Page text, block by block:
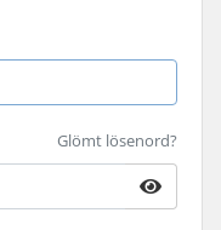
Glömt lösenord?